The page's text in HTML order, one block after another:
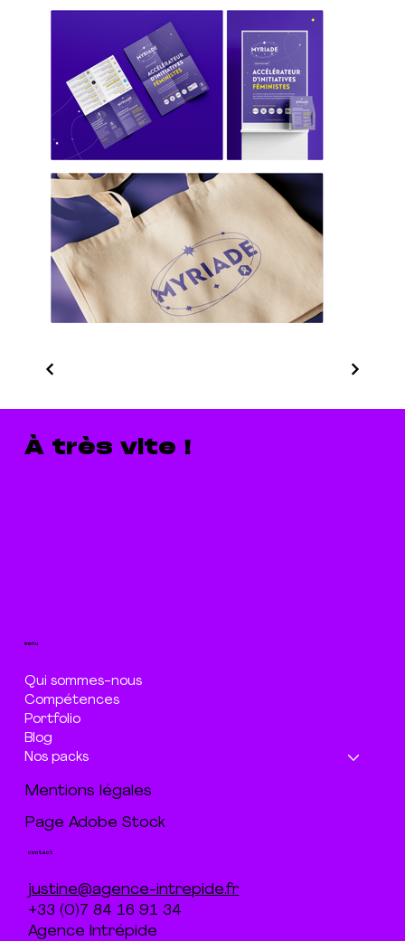
À très vite !
menu
Qui sommes-nous
Compétences
Portfolio
Blog
Nos packs
Mentions légales
Page Adobe Stock
contact
justine@agence-intrepide.fr
+33 (0)7 84 16 91 34
Agence Intrépide